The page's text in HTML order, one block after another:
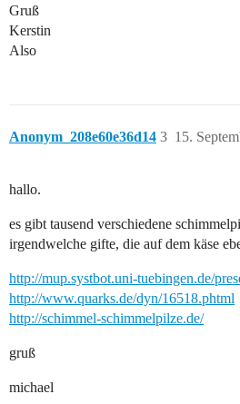
Gruß
Kerstin
Also
Anonym_208e60e36d14 15.
3
hallo.
es gibt tausend verschiedene
irgendwelche gifte, die auf dem käse
http://mup.systbot.uni-tuebingen.de/
http://www.quarks.de/dyn/16518.phtml
http://schimmel-schimmelpilze.de/
gruß
michael